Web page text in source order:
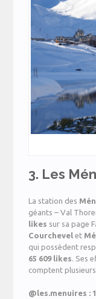
3. Les
La station des
géants – Val
likes sur sa page
Courchevel et
qui possèdent
65 609 likes . Ses
comptent
@les.menuires :